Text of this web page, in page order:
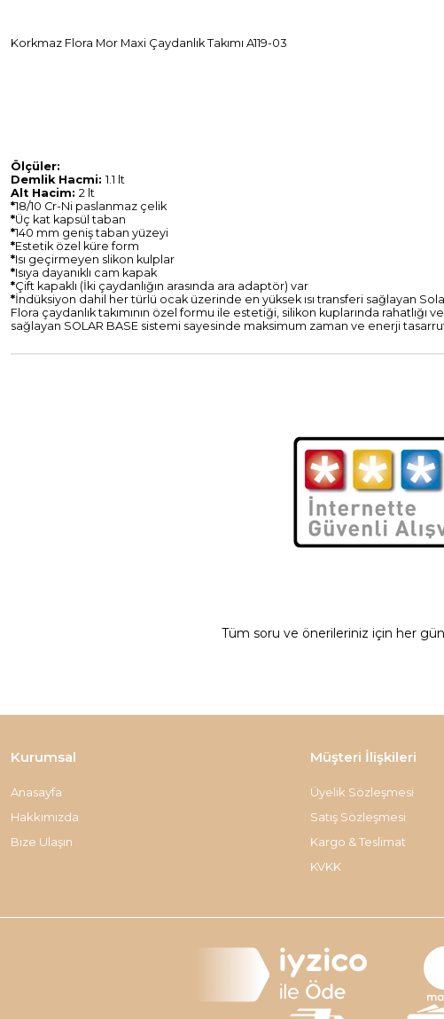
Korkmaz Flora Mor Maxi Çaydanlık Takımı A119-03
Ölçüler:
Demlik Hacmi: 1.1 lt
Alt Hacim: 2 lt
*18/10 Cr-Ni paslanmaz çelik
*Üç kat kapsül taban
*140 mm geniş taban yüzeyi
*Estetik özel küre form
*Isı geçirmeyen slikon kulplar
*Isıya dayanıklı cam kapak
*Çift kapaklı (İki çaydanlığın arasında ara adaptör) var
*İndüksiyon dahil her türlü ocak üzerinde en yüksek ısı transferi sağlayan
Flora çaydanlık takımının özel formu ile estetiği, silikon kuplarında
sağlayan SOLAR BASE sistemi sayesinde maksimum zaman ve enerji
Tüm soru ve önerileriniz için her
Kurumsal
Anasayfa
Hakkımızda
Bize Ulaşın
Müşteri İlişkileri
Üyelik Sözleşmesi
Satış Sözleşmesi
Kargo & Teslimat
KVKK